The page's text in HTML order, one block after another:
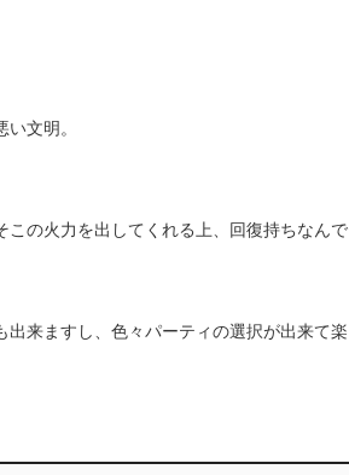
文明。
の火力を出してくれる上、回復持ちなんで
来ますし、色々パーティの選択が出来て楽